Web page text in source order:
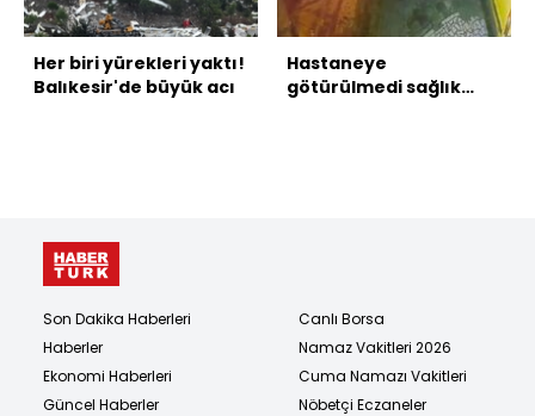
Her biri yürekleri yaktı!
Balıkesir'de büyük acı
Hastaneye
götürülmedi sağlık
Son Dakika Haberleri
Haberler
Ekonomi Haberleri
Güncel Haberler
Canlı Borsa
Namaz Vakitleri 2026
Cuma Namazı Vakitleri
Nöbetçi Eczaneler